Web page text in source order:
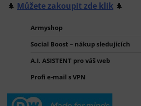
🌲 Můžete zakoupit zde klik 🌲
Armyshop
Social Boost – nákup sledujících
A.I. ASISTENT pro váš web
Profi e-mail s VPN